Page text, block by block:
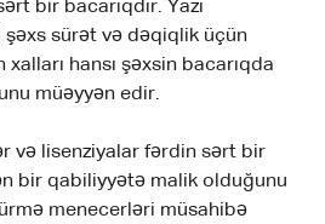
bir bacarıqdır. Yazı
sürət və dəqiqlik üçün
xalları hansı şəxsin bacarıqda
müəyyən edir.
və lisenziyalar fərdin sərt bir
bir qabiliyyətə malik olduğunu
menecerləri müsahibə